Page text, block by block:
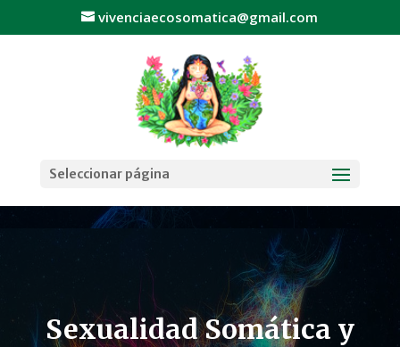
vivenciaecosomatica@gmail.com
Seleccionar página
Sexualidad Somática y